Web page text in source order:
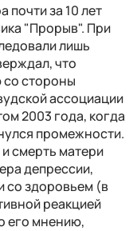
почти за 10 лет
"Прорыв". При
лишь
что
со стороны
ассоциации
2003 года, когда
промежности.
смерть матери
депрессии,
со здоровьем (в
реакцией
его мнению,